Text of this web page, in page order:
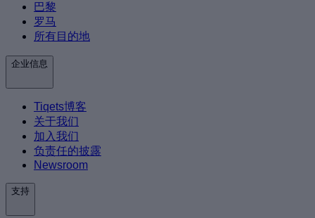
巴黎
罗马
所有目的地
企业信息
Tiqets博客
关于我们
加入我们
负责任的披露
Newsroom
支持